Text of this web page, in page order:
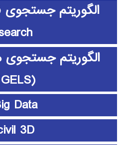
الگوریتم
(GELS)
Data
3D